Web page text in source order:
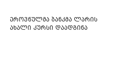
ეროვნულმა ბანკმა ლარის
ახალი კურსი დაადგინა